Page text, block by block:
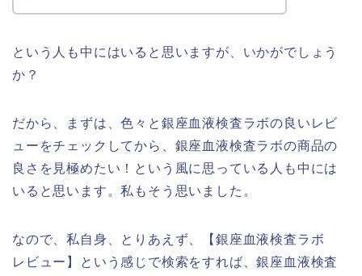
という人も中にはいると思いますが、いかがでしょう
か？
だから、まずは、色々と銀座血液検査ラボの良いレビ
ューをチェックしてから、銀座血液検査ラボの商品の
良さを見極めたい！という風に思っている人も中には
いると思います。私もそう思いました。
なので、私自身、とりあえず、【銀座血液検査ラボ
レビュー】という感じで検索をすれば、銀座血液検査